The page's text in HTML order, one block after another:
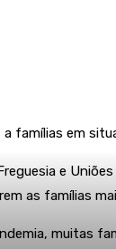
famílias em
e
as famílias
muitas